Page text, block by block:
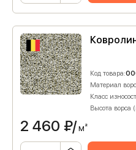
Код товара:
Материал
Класс
Высота ворса
2 460 ₽/м²